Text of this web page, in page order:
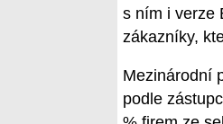
s ním i verze
zákazníky,
Mezinárodní
podle